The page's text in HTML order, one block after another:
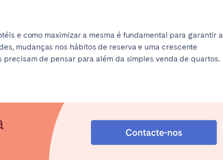
e como maximizar a mesma é fundamental para garantir a
mudanças nos hábitos de reserva e uma crescente
de pensar para além da simples venda de quartos.
Bilbao